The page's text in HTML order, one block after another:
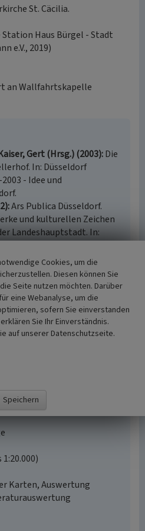
St. Cäcilia.
Haus Bürgel - Stadt
e.V., 2019)
an Wallfahrtskapelle
Gert (Hrsg.) (2003) Die
In: Düsseldorf
- Idee und
Ars Publica Düsseldorf.
und kulturellen Zeichen
Landeshauptstadt. In:
Stadtarchiv. Band 21,
„Schwarze Mutter
Karten, Auswertung
Cookies, um die
Diesen können Sie
Seite nutzen möchten. Darüber
eine Webanalyse, um die
sofern Sie einverstanden
Sie Ihr Einverständnis.
auf unserer Datenschutzseite.